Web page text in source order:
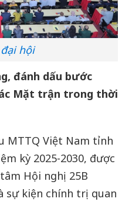
hội
đánh dấu bước
Mặt trận trong thời
MTTQ Việt Nam tỉnh
kỳ 2025-2030, được
Hội nghị 25B
sự kiện chính trị quan